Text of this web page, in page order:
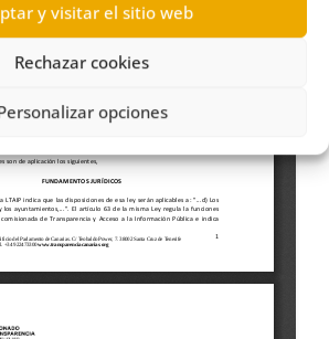
y visitar el sitio web
Rechazar cookies
opciones